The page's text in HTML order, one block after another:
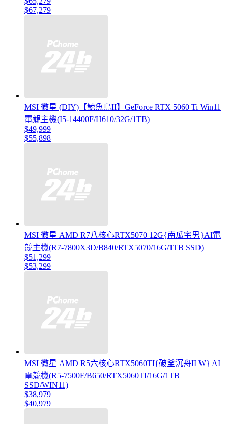
$67,279
MSI 微星 (DIY)【鯨魚島II】GeForce RTX 5060 Ti Win11
電競主機(I5-14400F/H610/32G/1TB)
$49,999
$55,898
MSI 微星 AMD R7八核心RTX5070 12G{南瓜宅男}AI電
競主機(R7-7800X3D/B840/RTX5070/16G/1TB SSD)
$51,299
$53,299
MSI 微星 AMD R5六核心RTX5060TI{破釜沉舟II W} AI
電競機(R5-7500F/B650/RTX5060TI/16G/1TB
SSD/WIN11)
$38,979
$40,979